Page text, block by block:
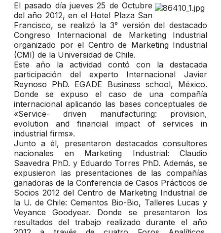
El pasado día jueves 25 de Octubre
del año 2012, en el Hotel Plaza San
Francisco, se realizó la 3° versión del destacado
Congreso Internacional de Marketing Industrial
organizado por el Centro de Marketing Industrial
(CMI) de la Universidad de Chile.
Este año la actividad contó con la destacada
participación del experto Internacional Javier
Reynoso PhD. EGADE Business school, México.
Donde se expuso el caso de una compañía
internacional aplicando las bases conceptuales de
«Service- driven manufacturing: provision,
evolution and financial impact of services in
industrial firms».
Junto a él, presentaron destacados consultores
nacionales en Marketing Industrial: Claudio
Saavedra PhD. y Eduardo Torres PhD. Además, se
expusieron las presentaciones de las compañías
ganadoras de la Conferencia de Casos Prácticos de
Socios 2012 del Centro de Marketing Industrial de
la U. de Chile: Cementos Bio-Bio, Talleres Lucas y
Veyance Goodyear. Donde se presentaron los
resultados del trabajo realizado durante el año